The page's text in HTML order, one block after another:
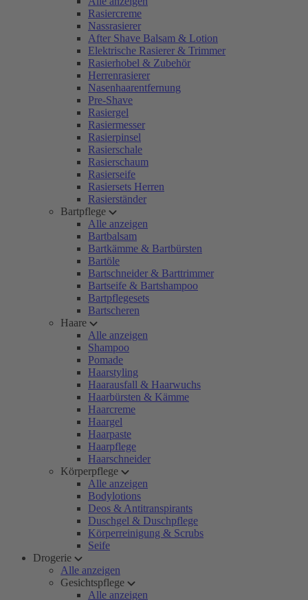
Rasiercreme
Nassrasierer
After Shave Balsam & Lotion
Elektrische Rasierer & Trimmer
Rasierhobel & Zubehör
Herrenrasierer
Nasenhaarentfernung
Pre-Shave
Rasiergel
Rasiermesser
Rasierpinsel
Rasierschale
Rasierschaum
Rasierseife
Rasiersets Herren
Rasierständer
Bartpflege
Alle anzeigen
Bartbalsam
Bartkämme & Bartbürsten
Bartöle
Bartschneider & Barttrimmer
Bartseife & Bartshampoo
Bartpflegesets
Bartscheren
Haare
Alle anzeigen
Shampoo
Pomade
Haarstyling
Haarausfall & Haarwuchs
Haarbürsten & Kämme
Haarcreme
Haargel
Haarpaste
Haarpflege
Haarschneider
Körperpflege
Alle anzeigen
Bodylotions
Deos & Antitranspirants
Duschgel & Duschpflege
Körperreinigung & Scrubs
Seife
Drogerie
Alle anzeigen
Gesichtspflege
Alle anzeigen